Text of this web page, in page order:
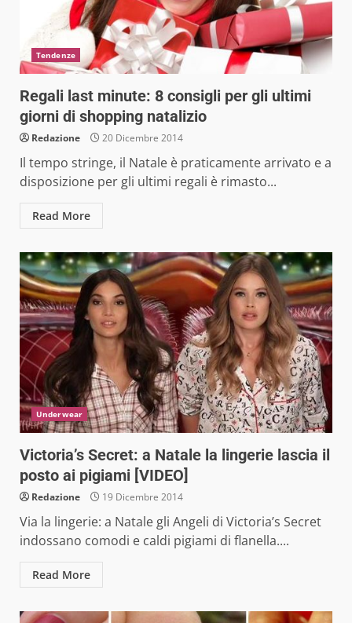
Tendenze
Regali last minute: 8 consigli per gli ultimi
giorni di shopping natalizio
Redazione 20 Dicembre 2014
Il tempo stringe, il Natale è praticamente arrivato e a
disposizione per gli ultimi regali è rimasto...
Read More
Underwear
Victoria’s Secret: a Natale la lingerie lascia il
posto ai pigiami [VIDEO]
Redazione 19 Dicembre 2014
Via la lingerie: a Natale gli Angeli di Victoria’s Secret
indossano comodi e caldi pigiami di flanella....
Read More